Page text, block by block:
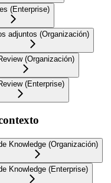
(Enterprise)
adjuntos (Organización)
(Organización)
(Enterprise)
Knowledge (Organización)
Knowledge (Enterprise)